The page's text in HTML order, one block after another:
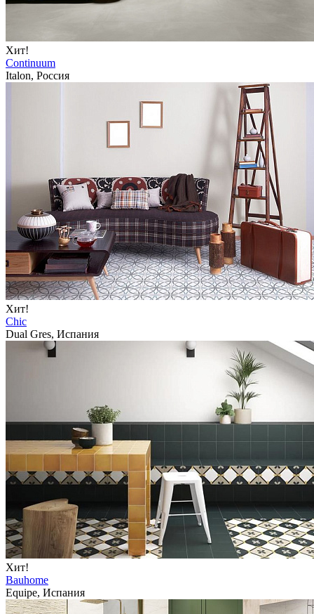
Хит!
Continuum
Italon, Россия
Хит!
Chic
Dual Gres, Испания
Хит!
Bauhome
Equipe, Испания